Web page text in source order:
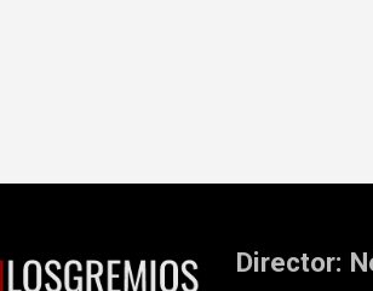
Director: